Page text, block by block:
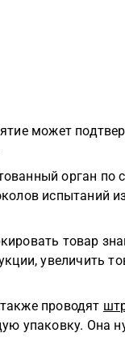
может
орган по
испытаний
товар
увеличить
проводят
упаковку. Она